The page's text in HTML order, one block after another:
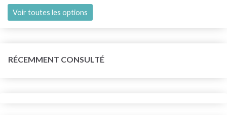
Voir toutes les options
RÉCEMMENT CONSULTÉ